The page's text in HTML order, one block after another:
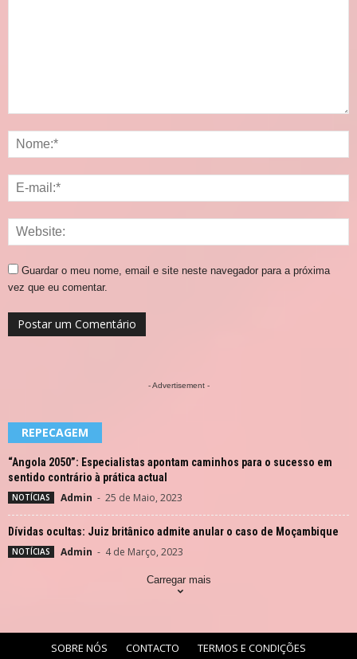
Guardar o meu nome, email e site neste navegador para a próxima
vez que eu comentar.
- Advertisement -
REPECAGEM
“Angola 2050”: Especialistas apontam caminhos para o sucesso em
sentido contrário à prática actual
NOTÍCIAS Admin - 25 de Maio, 2023
Dívidas ocultas: Juiz britânico admite anular o caso de Moçambique
NOTÍCIAS Admin - 4 de Março, 2023
Carregar mais
SOBRE NÓS CONTACTO TERMOS E CONDIÇÕES